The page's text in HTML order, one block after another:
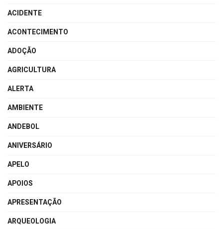
ACIDENTE
ACONTECIMENTO
ADOÇÃO
AGRICULTURA
ALERTA
AMBIENTE
ANDEBOL
ANIVERSÁRIO
APELO
APOIOS
APRESENTAÇÃO
ARQUEOLOGIA